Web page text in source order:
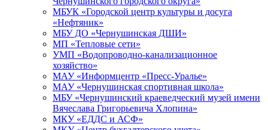
МБУК «Городской центр культуры и досуга
«Нефтяник»
МБУ ДО «Чернушинская ДШИ»
МП «Тепловые сети»
УМП «Водопроводно-канализационное
хозяйство»
МАУ «Информцентр «Пресс-Уралье»
МАУ «Чернушинская спортивная школа»
МБУ «Чернушинский краеведческий музей имени
Вячеслава Григорьевича Хлопина»
МКУ «ЕДДС и АСФ»